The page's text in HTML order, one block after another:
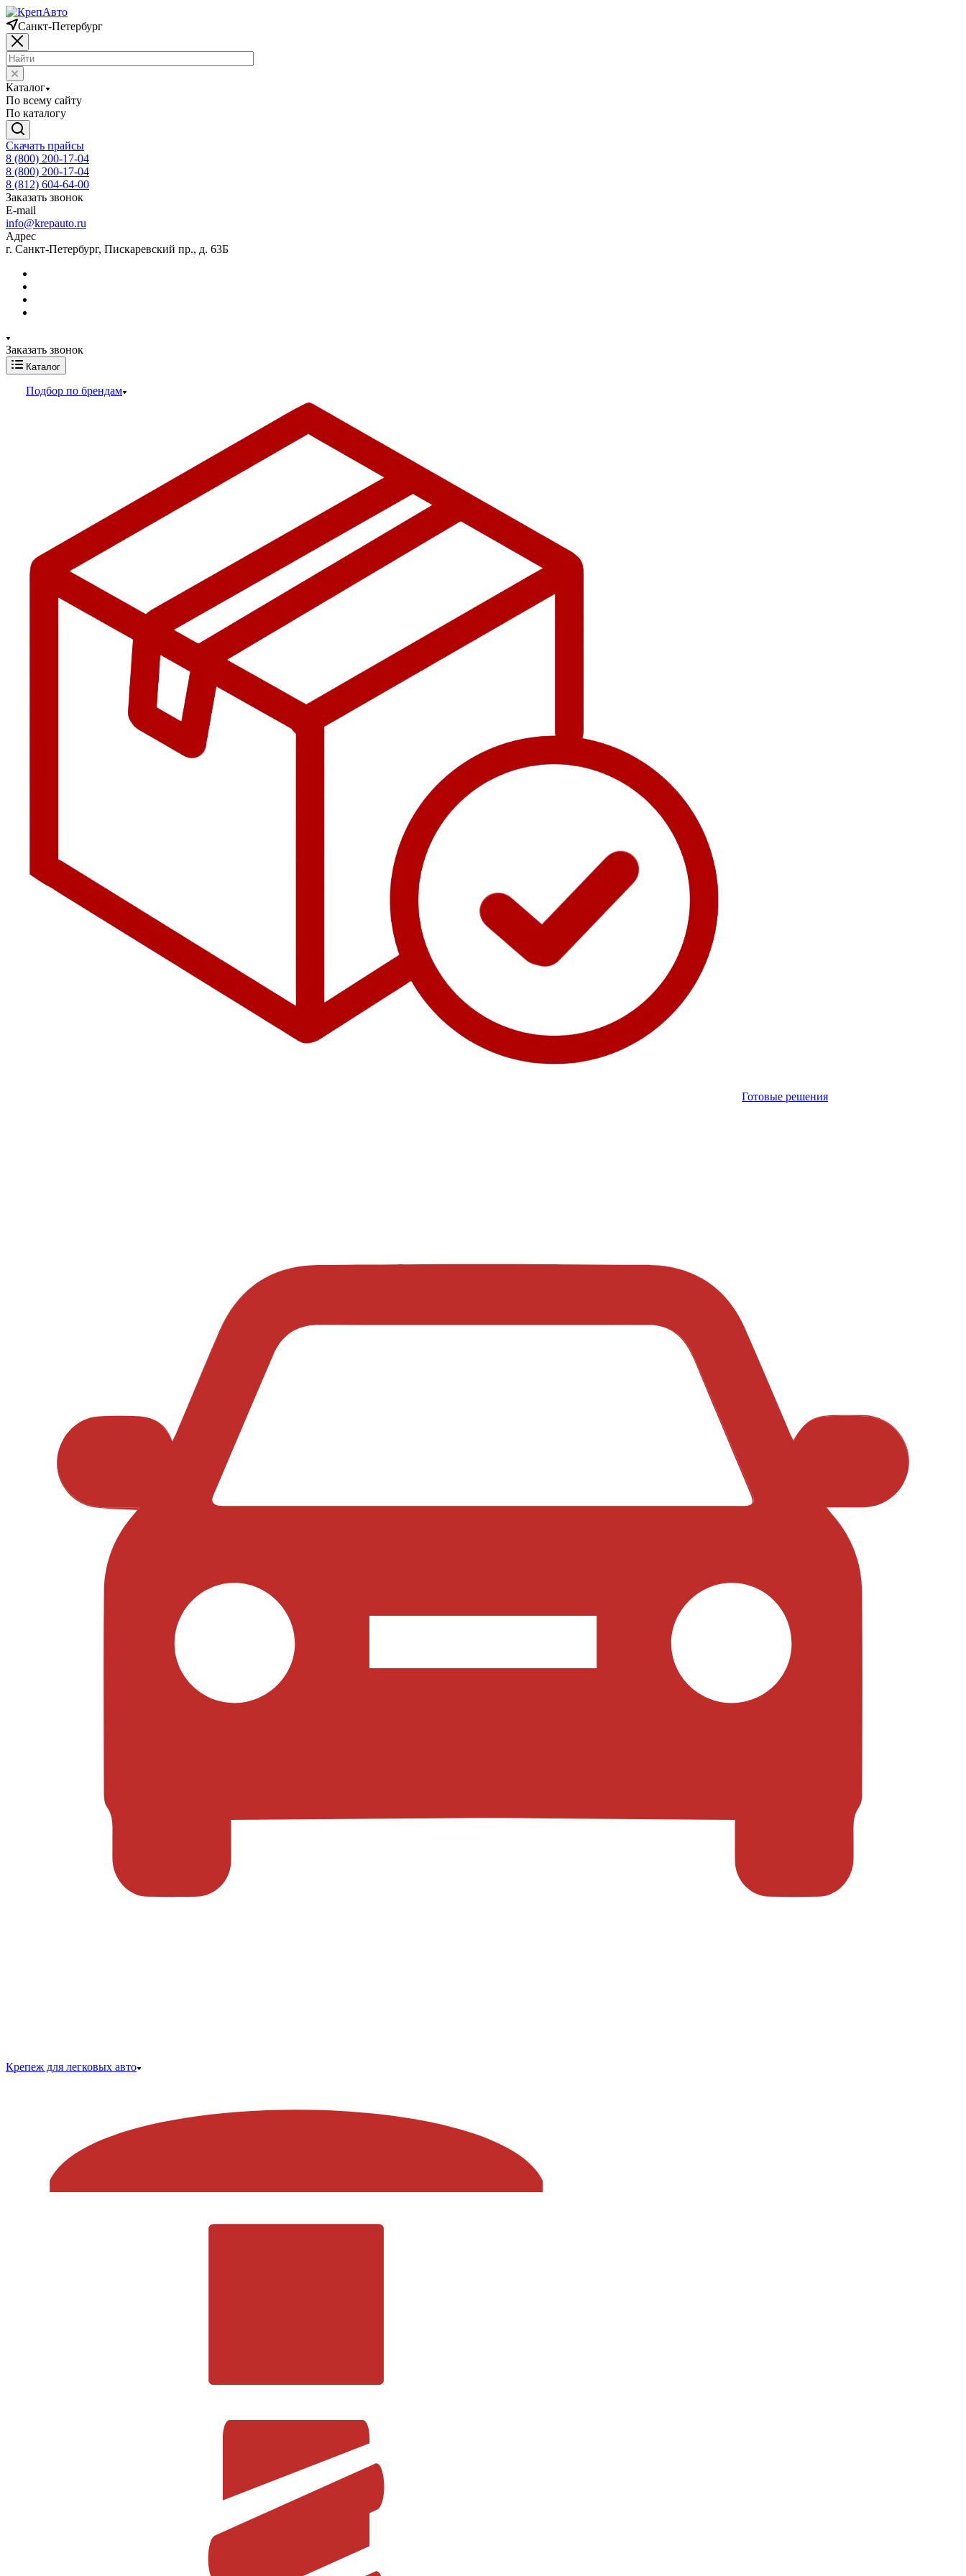
Санкт-Петербург
Каталог
По всему сайту
По каталогу
Скачать прайсы
8 (800) 200-17-04
8 (800) 200-17-04
8 (812) 604-64-00
Заказать звонок
E-mail
info@krepauto.ru
Адрес
г. Санкт-Петербург, Пискаревский пр., д. 63Б
Заказать звонок
Каталог
Подбор по брендам
Готовые решения
Крепеж для легковых авто